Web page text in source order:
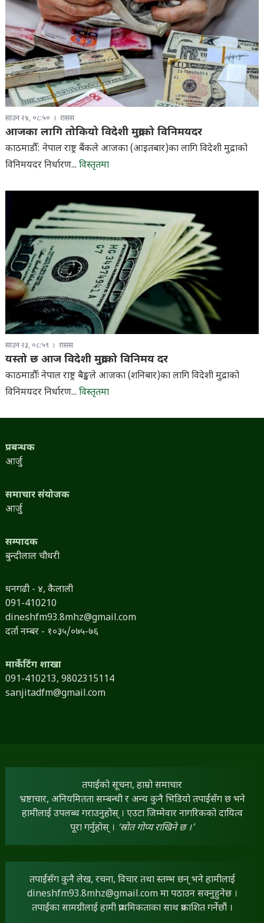
साउन २४, ०८:५० रासस
आजका लागि तोकियो विदेशी मुद्राको विनिमयदर
काठमाडौँ: नेपाल राष्ट्र बैंकले आजका (आइतबार)का लागि विदेशी मुद्राको
विनिमयदर निर्धारण... विस्तृतमा
साउन २३, ०८:५९ रासस
यस्तो छ आज विदेशी मुद्राको विनिमय दर
काठमाडौँः नेपाल राष्ट्र बैङ्कले आजका (शनिबार)का लागि विदेशी मुद्राको
विनिमयदर निर्धारण... विस्तृतमा
प्रबन्धक
आर्जु
समाचार संयोजक
आर्जु
सम्पादक
बुन्दीलाल चौधरी
धनगढी - ४, कैलाली
091-410210
dineshfm93.8mhz@gmail.com
दर्ता नम्बर - १०३५/०७५-७६
मार्केटिंग शाखा
091-410213, 9802315114
sanjitadfm@gmail.com
तपाईंको सूचना, हाम्रो समाचार
भ्रष्टाचार, अनियमितता सम्बन्धी र अन्य कुनै भिडियो तपाईंसँग छ भने
हामीलाई उपलब्ध गराउनुहोस् । एउटा जिम्मेवार नागरिकको दायित्व
पूरा गर्नुहोस् । ‘स्रोत गोप्य राखिने छ ।’
तपाईंसँग कुनै लेख, रचना, विचार तथा स्तम्भ छन् भने हामीलाई
dineshfm93.8mhz@gmail.comमा पठाउन सक्नुहुनेछ ।
तपाईंका सामग्रीलाई हामी प्राथमिकताका साथ प्रकाशित गर्नेछौं ।